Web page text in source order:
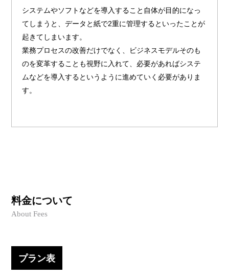
システムやソフトなどを導入すること自体が目的になっ
てしまうと、データと紙で2重に管理するといったことが
起きてしまいます。
業務プロセスの改善だけでなく、ビジネスモデルそのも
のを変革することも視野に入れて、必要があればシステ
ムなどを導入するというように進めていく必要がありま
す。
料金について
About Fees
プラン表